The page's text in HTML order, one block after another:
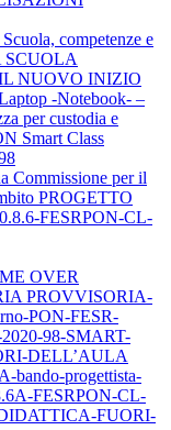
competenze e
SCUOLA
NUOVO INIZIO
-Notebook- –
per custodia e
Smart Class
per il
PROGETTO
FESRPON-CL-
OVER
PROVVISORIA-
PON-FESR-
98-SMART-
DELL’AULA
progettista-
FESRPON-CL-
FUORI-